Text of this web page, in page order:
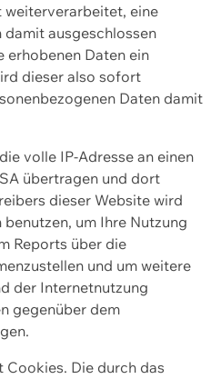
weiterverarbeitet, eine
damit ausgeschlossen
erhobenen Daten ein
dieser also sofort
Daten damit
volle IP-Adresse an einen
übertragen und dort
dieser Website wird
um Ihre Nutzung
Reports über die
und um weitere
der Internetnutzung
gegenüber dem
Die durch das